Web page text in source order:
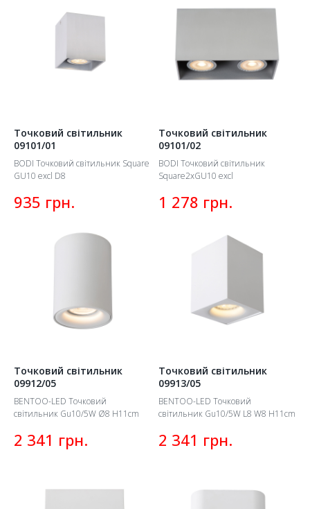
Точковий світильник
09101/01
BODI Точковий світильник Square
GU10 excl D8
935 грн.
Точковий світильник
09101/02
BODI Точковий світильник
Square2xGU10 excl
1 278 грн.
Точковий світильник
09912/05
BENTOO-LED Точковий
світильник Gu10/5W Ø8 H11cm
2 341 грн.
Точковий світильник
09913/05
BENTOO-LED Точковий
світильник Gu10/5W L8 W8 H11cm
2 341 грн.